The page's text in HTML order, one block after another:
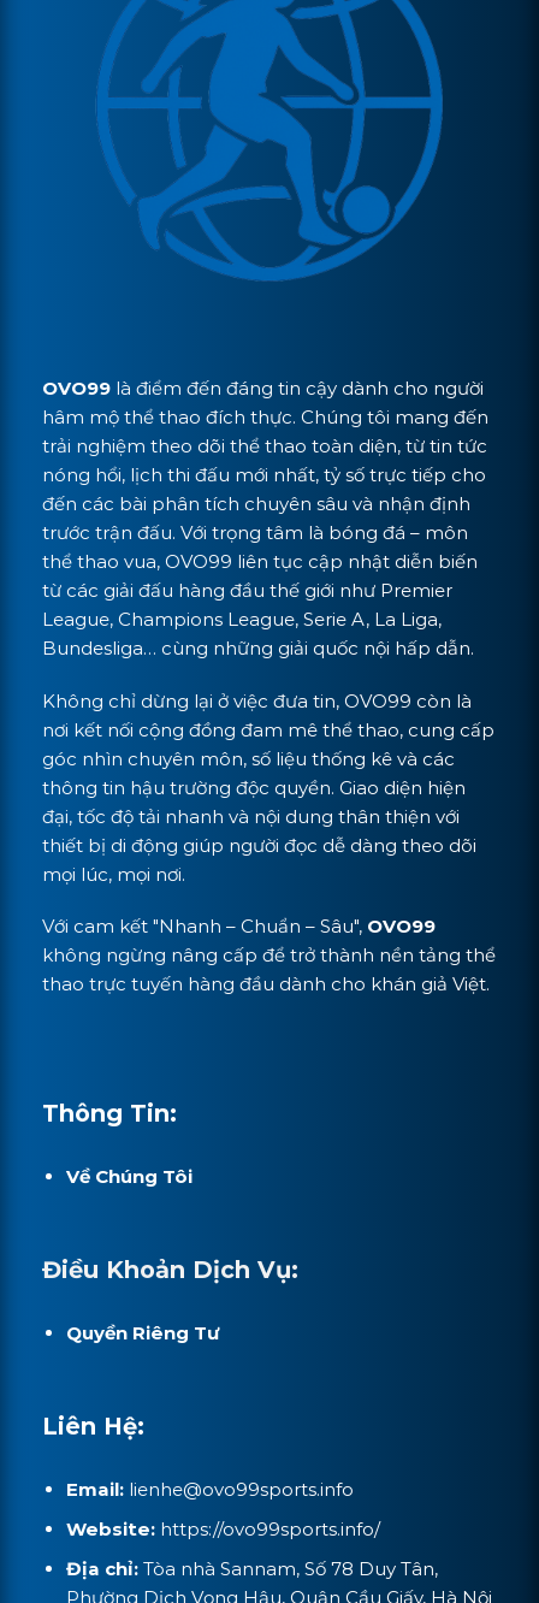
OVO99 là điểm đến đáng tin cậy dành cho người
hâm mộ thể thao đích thực. Chúng tôi mang đến
trải nghiệm theo dõi thể thao toàn diện, từ tin tức
nóng hổi, lịch thi đấu mới nhất, tỷ số trực tiếp cho
đến các bài phân tích chuyên sâu và nhận định
trước trận đấu. Với trọng tâm là bóng đá – môn
thể thao vua, OVO99 liên tục cập nhật diễn biến
từ các giải đấu hàng đầu thế giới như Premier
League, Champions League, Serie A, La Liga,
Bundesliga… cùng những giải quốc nội hấp dẫn.
Không chỉ dừng lại ở việc đưa tin, OVO99 còn là
nơi kết nối cộng đồng đam mê thể thao, cung cấp
góc nhìn chuyên môn, số liệu thống kê và các
thông tin hậu trường độc quyền. Giao diện hiện
đại, tốc độ tải nhanh và nội dung thân thiện với
thiết bị di động giúp người đọc dễ dàng theo dõi
mọi lúc, mọi nơi.
Với cam kết "Nhanh – Chuẩn – Sâu", OVO99
không ngừng nâng cấp để trở thành nền tảng thể
thao trực tuyến hàng đầu dành cho khán giả Việt.
Thông Tin:
Về Chúng Tôi
Điều Khoản Dịch Vụ:
Quyền Riêng Tư
Liên Hệ:
Email: lienhe@ovo99sports.info
Website: https://ovo99sports.info/
Địa chỉ: Tòa nhà Sannam, Số 78 Duy Tân,
Phường Dịch Vọng Hậu, Quận Cầu Giấy, Hà Nội